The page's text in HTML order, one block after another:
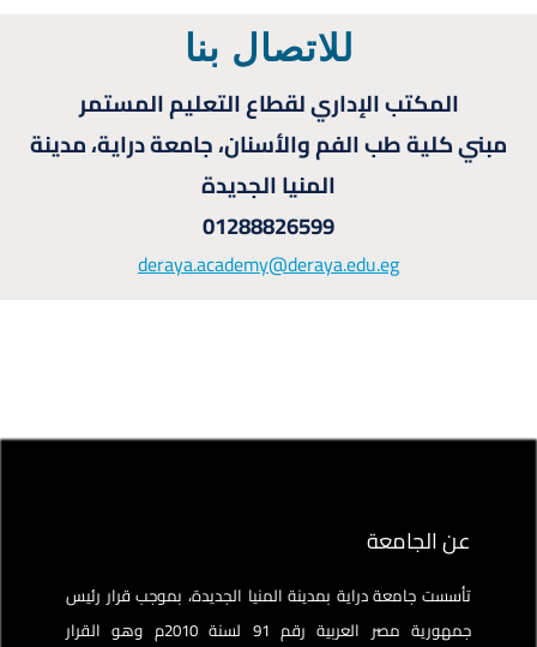
للاتصال بنا
المكتب الإداري لقطاع التعليم المستمر
مبني كلية طب الفم والأسنان، جامعة دراية، مدينة
المنيا الجديدة
01288826599
deraya.academy@deraya.edu.eg
عن الجامعة
تأسست جامعة دراية بمدينة المنيا الجديدة، بموجب قرار رئيس
جمهورية مصر العربية رقم 91 لسنة 2010م وهو القرار